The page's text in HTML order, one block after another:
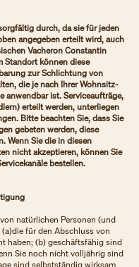
durch, da sie für jeden
angegeben erteilt wird, auch
Vacheron Constantin
Standort können diese
zur Schlichtung von
die je nach Ihrer Wohnsitz-
anwendbar ist. Serviceaufträge,
erteilt werden, unterliegen
Bitte beachten Sie, dass Sie
gebeten werden, diese
Wenn Sie die in diesen
nicht akzeptieren, können Sie
bestellen.
natürlichen Personen (und
für den Abschluss von
haben; (b) geschäftsfähig sind
Sie noch nicht volljährig sind
sind selbstständig wirksam